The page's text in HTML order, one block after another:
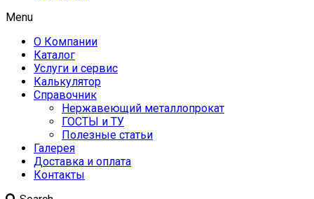
Menu
О Компании
Каталог
Услуги и сервис
Калькулятор
Справочник
Нержавеющий металлопрокат
ГОСТЫ и ТУ
Полезные статьи
Галерея
Доставка и оплата
Контакты